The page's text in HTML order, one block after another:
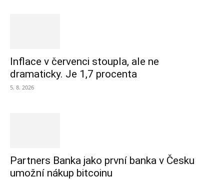
Inflace v červenci stoupla, ale ne
dramaticky. Je 1,7 procenta
5. 8. 2026
Partners Banka jako první banka v Česku
umožní nákup bitcoinu